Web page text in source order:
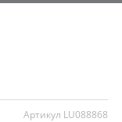
Артикул LU088868